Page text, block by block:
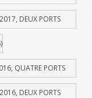
DEUX PORTS
QUATRE PORTS
DEUX PORTS